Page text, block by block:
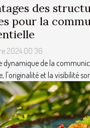
des
pour la
2024 00:36
dynamique de la
l'originalité et la visibilité